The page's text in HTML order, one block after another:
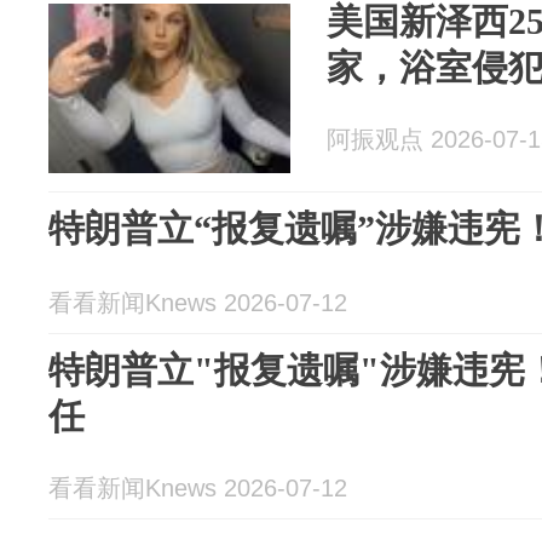
美国新泽西
家，浴室侵
阿振观点 2026-07-
特朗普立“报复遗嘱”涉嫌违宪
看看新闻Knews 2026-07-12
特朗普立"报复遗嘱"涉嫌违宪
任
看看新闻Knews 2026-07-12